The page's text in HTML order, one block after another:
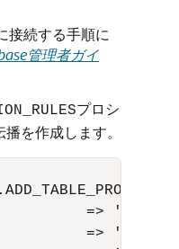
接続する手順に
管理者ガイ
プロシ
を作成します。
=>
=>